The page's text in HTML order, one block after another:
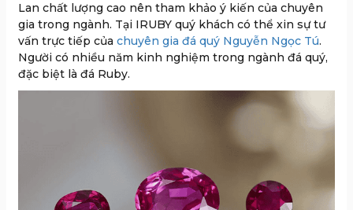
Lan chất lượng cao nên tham khảo ý kiến của chuyên
gia trong ngành. Tại IRUBY quý khách có thể xin sự tư
vấn trực tiếp của chuyên gia đá quý Nguyễn Ngọc Tú.
Người có nhiều năm kinh nghiệm trong ngành đá quý,
đặc biệt là đá Ruby.